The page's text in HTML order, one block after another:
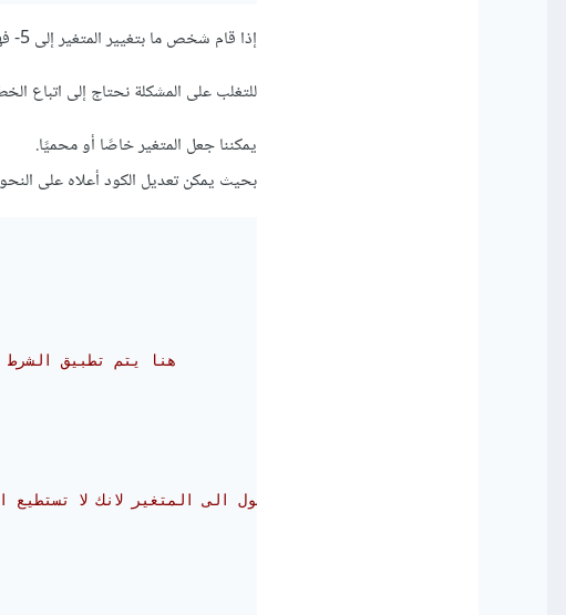
إذا قام شخص ما بتغيير المتغير إلى 5- فهو غير واقعي.
للتغلب على المشكلة نحتاج إلى اتباع
يمكننا جعل المتغير خاصًا أو محميًا.
بحيث يمكن تعديل الكود أعلاه على النحو
// هنا يتم تطبيق
// هذه الدالة للوصول الى المتغير لانك لا